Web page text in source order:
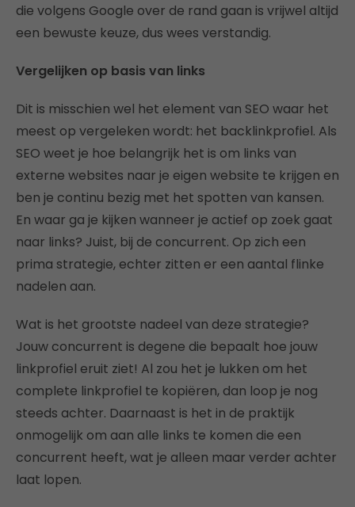
die volgens Google over de rand gaan is vrijwel altijd
een bewuste keuze, dus wees verstandig.
Vergelijken op basis van links
Dit is misschien wel het element van SEO waar het
meest op vergeleken wordt: het backlinkprofiel. Als
SEO weet je hoe belangrijk het is om links van
externe websites naar je eigen website te krijgen en
ben je continu bezig met het spotten van kansen.
En waar ga je kijken wanneer je actief op zoek gaat
naar links? Juist, bij de concurrent. Op zich een
prima strategie, echter zitten er een aantal flinke
nadelen aan.
Wat is het grootste nadeel van deze strategie?
Jouw concurrent is degene die bepaalt hoe jouw
linkprofiel eruit ziet! Al zou het je lukken om het
complete linkprofiel te kopiëren, dan loop je nog
steeds achter. Daarnaast is het in de praktijk
onmogelijk om aan alle links te komen die een
concurrent heeft, wat je alleen maar verder achter
laat lopen.